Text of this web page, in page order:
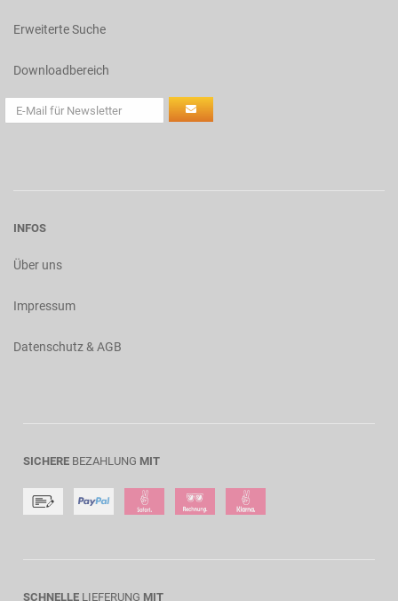
Erweiterte Suche
Downloadbereich
INFOS
Über uns
Impressum
Datenschutz & AGB
SICHERE BEZAHLUNG MIT
SCHNELLE LIEFERUNG MIT